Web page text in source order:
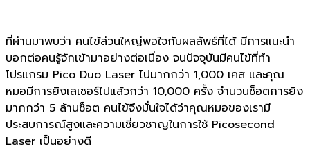
ที่ผ่านมาพบว่า คนไข้ส่วนใหญ่พอใจกับผลลัพธ์ที่ได้ มีการแนะนำ
บอกต่อคนรู้จักเข้ามาอย่างต่อเนื่อง จนปัจจุบันมีคนไข้ที่ทำ
โปรแกรม Pico Duo Laser ไปมากกว่า 1,000 เคส และคุณ
หมอมีการยิงเลเซอร์ไปแล้วกว่า 10,000 ครั้ง จำนวนช็อตการยิง
มากกว่า 5 ล้านช็อต คนไข้จึงมั่นใจได้ว่าคุณหมอของเรามี
ประสบการณ์สูงและความเชี่ยวชาญในการใช้ Picosecond
Laser เป็นอย่างดี